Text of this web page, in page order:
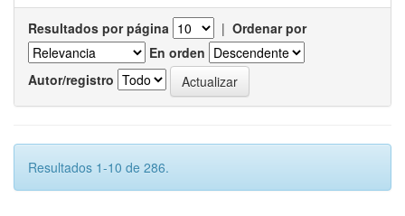
Resultados por página | Ordenar por
En orden
Autor/registro
Resultados 1-10 de 286.